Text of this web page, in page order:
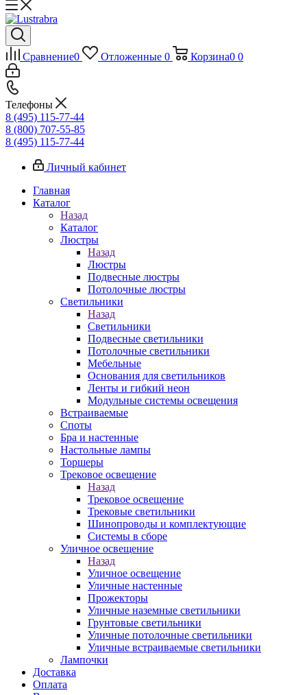
Сравнение0 Отложенные 0 Корзина0 0
Телефоны
8 (495) 115-77-44
8 (800) 707-55-85
8 (495) 115-77-44
Личный кабинет
Главная
Каталог
Назад
Каталог
Люстры
Назад
Люстры
Подвесные люстры
Потолочные люстры
Светильники
Назад
Светильники
Подвесные светильники
Потолочные светильники
Мебельные
Основания для светильников
Ленты и гибкий неон
Модульные системы освещения
Встраиваемые
Споты
Бра и настенные
Настольные лампы
Торшеры
Трековое освещение
Назад
Трековое освещение
Трековые светильники
Шинопроводы и комплектующие
Системы в сборе
Уличное освещение
Назад
Уличное освещение
Уличные настенные
Прожекторы
Уличные наземные светильники
Грунтовые светильники
Уличные потолочные светильники
Уличные встраиваемые светильники
Лампочки
Доставка
Оплата